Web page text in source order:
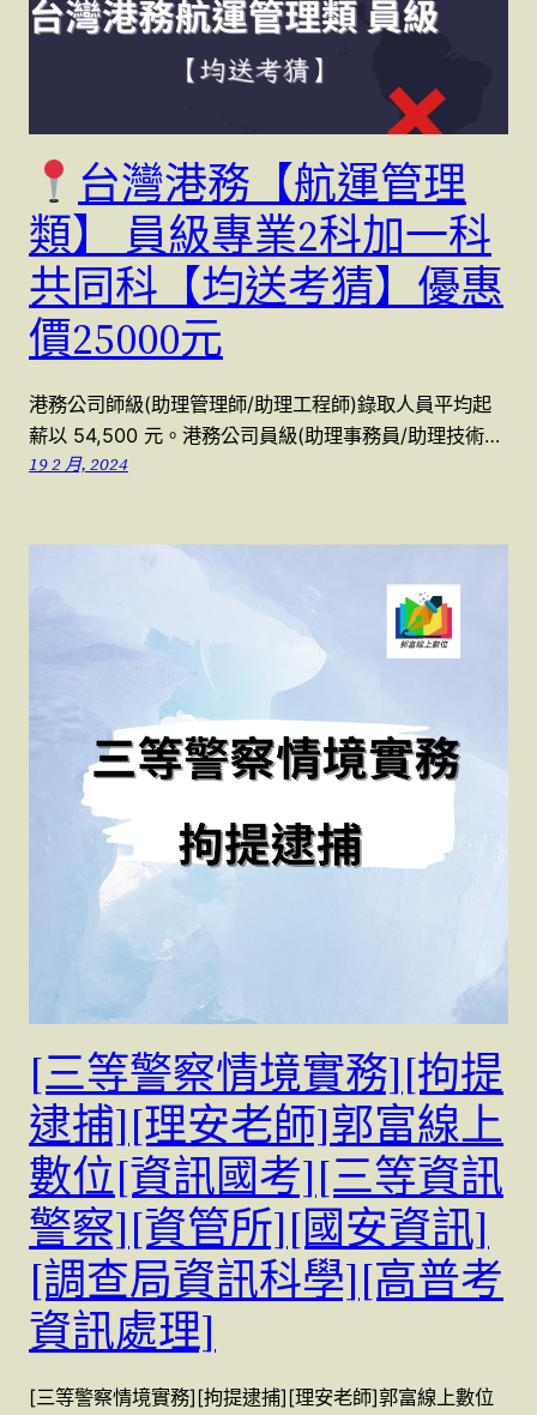
台灣港務【航運管理
類】 員級專業2科加一科
共同科【均送考猜】優惠
價25000元
港務公司師級(助理管理師/助理工程師)錄取人員平均起
薪以 54,500 元。港務公司員級(助理事務員/助理技術…
19 2 月, 2024
[三等警察情境實務][拘提
逮捕][理安老師]郭富線上
數位[資訊國考][三等資訊
警察][資管所][國安資訊]
[調查局資訊科學][高普考
資訊處理]
[三等警察情境實務][拘提逮捕][理安老師]郭富線上數位